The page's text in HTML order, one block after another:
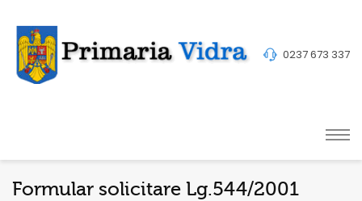
0237 673 337
Formular solicitare Lg.544/2001